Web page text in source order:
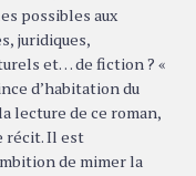
possibles aux
juridiques,
et… de fiction ? «
d’habitation du
lecture de ce roman,
récit. Il est
de mimer la